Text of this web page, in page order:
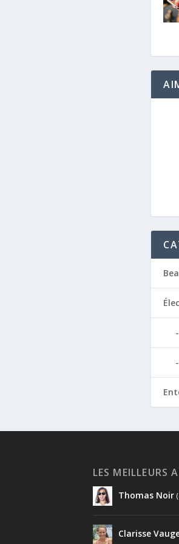
LES MEILLEURS
Thomas Noir
Clarisse